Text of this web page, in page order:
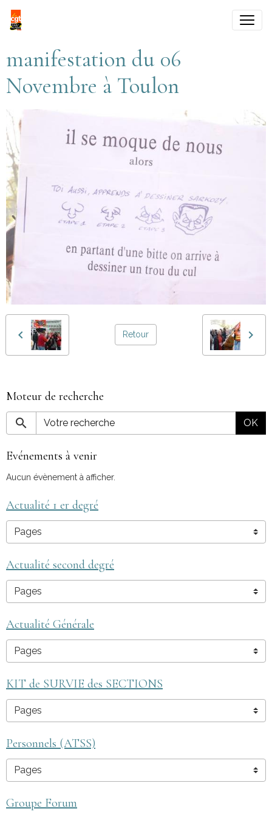
manifestation du 06
Novembre à Toulon
Retour
Moteur de recherche
OK
Evénements à venir
Aucun évènement à afficher.
Actualité 1 er degré
Actualité second degré
Actualité Générale
KIT de SURVIE des SECTIONS
Personnels (ATSS)
Groupe Forum